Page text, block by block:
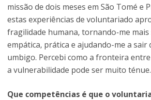
missão de dois meses em São Tomé e
estas experiências de voluntariado
fragilidade humana, tornando-me mais
empática, prática e ajudando-me a
umbigo. Percebi como a fronteira
a vulnerabilidade pode ser muito ténue.
Que competências é que o